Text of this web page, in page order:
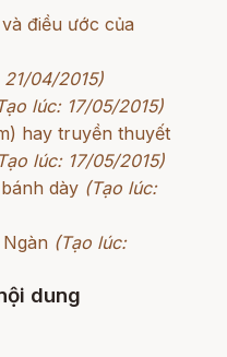
điều ước của
04/2015)
lúc: 17/05/2015)
hay truyền thuyết
lúc: 17/05/2015)
dày (Tạo lúc:
(Tạo lúc:
dung